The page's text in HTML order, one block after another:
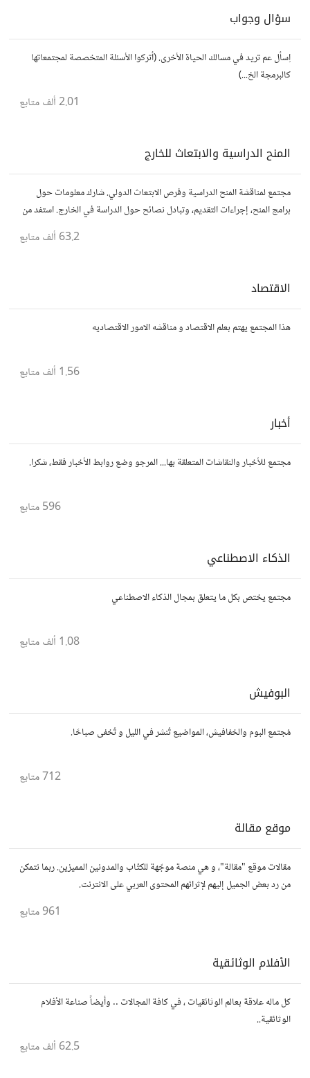
سؤال وجواب
اِسأل عم تريد في مسالك الحياة الأخرى. (أتركوا الأسئلة المتخصصة لمجتمعاتها
كالبرمجة الخ...)
2.01 ألف متابع
المنح الدراسية والابتعاث للخارج
مجتمع لمناقشة المنح الدراسية وفرص الابتعاث الدولي. شارك معلومات حول
برامج المنح، إجراءات التقديم، وتبادل نصائح حول الدراسة في الخارج. استفد من
63.2 ألف متابع
الاقتصاد
هذا المجتمع يهتم بعلم الاقتصاد و مناقشه الامور الاقتصاديه
1.56 ألف متابع
أخبار
مجتمع للأخبار والنقاشات المتعلقة بها... المرجو وضع روابط الأخبار فقط، شكرا.
596متابع
الذكاء الاصطناعي
مجتمع يختص بكل ما يتعلق بمجال الذكاء الاصطناعي
1.08 ألف متابع
البوفيش
مُجتمع البوم والخفافيش، المواضيع تُنشر في الليل و تُخفى صباحًا.
712متابع
موقع مقالة
مقالات موقع "مقالة"، و هي منصة موجّهة للكتّاب والمدونين المميزين. ربما نتمكن
من رد بعض الجميل إليهم لإثرائهم المحتوى العربي على الانترنت.
961متابع
الأفلام الوثائقية
كل ماله علاقة بعالم الوثائقيات ، في كافة المجالات .. وأيضاً صناعة الأفلام
الوثائقية..
62.5 ألف متابع